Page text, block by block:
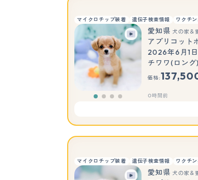
マイクロチップ装着 遺伝子検査情報 ワクチ
愛知県 犬の家＆
アプリコット
2026年6月1日
チワワ(ロン
価格:
0時間前
マイクロチップ装着 遺伝子検査情報 ワクチ
愛知県 犬の家＆